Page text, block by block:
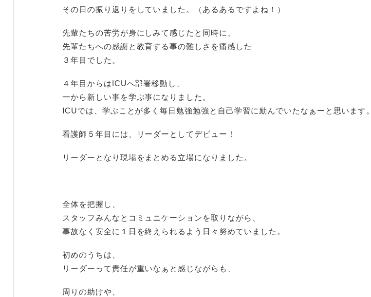
その日の振り返りをしていました。（あるあるですよね！）
先輩たちの苦労が身にしみて感じたと同時に、
先輩たちへの感謝と教育する事の難しさを痛感した
３年目でした。
４年目からはICUへ部署移動し、
一から新しい事を学ぶ事になりました。
ICUでは、学ぶことが多く毎日勉強勉強と自己学習に励んでいたなぁーと思います。
看護師５年目には、リーダーとしてデビュー！
リーダーとなり現場をまとめる立場になりました。
全体を把握し、
スタッフみんなとコミュニケーションを取りながら、
事故なく安全に１日を終えられるよう日々努めていました。
初めのうちは、
リーダーって責任が重いなぁと感じながらも、
周りの助けや、